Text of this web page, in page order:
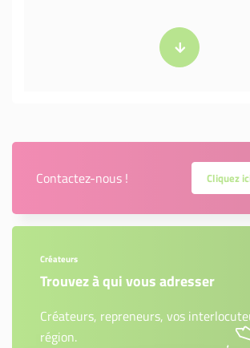
Contactez-nous ! Cliquez
Créateurs
Trouvez à qui vous adresser
Créateurs, repreneurs, vos
région.